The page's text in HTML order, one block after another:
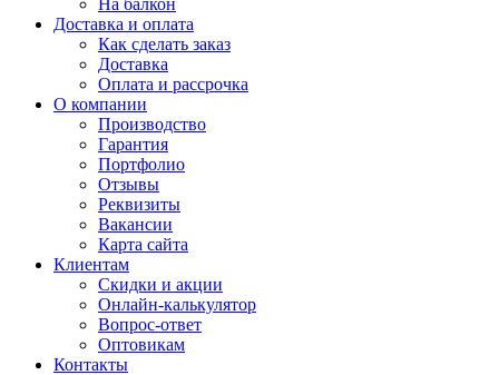
На балкон
Доставка и оплата
Как сделать заказ
Доставка
Оплата и рассрочка
О компании
Производство
Гарантия
Портфолио
Отзывы
Реквизиты
Вакансии
Карта сайта
Клиентам
Скидки и акции
Онлайн-калькулятор
Вопрос-ответ
Оптовикам
Контакты